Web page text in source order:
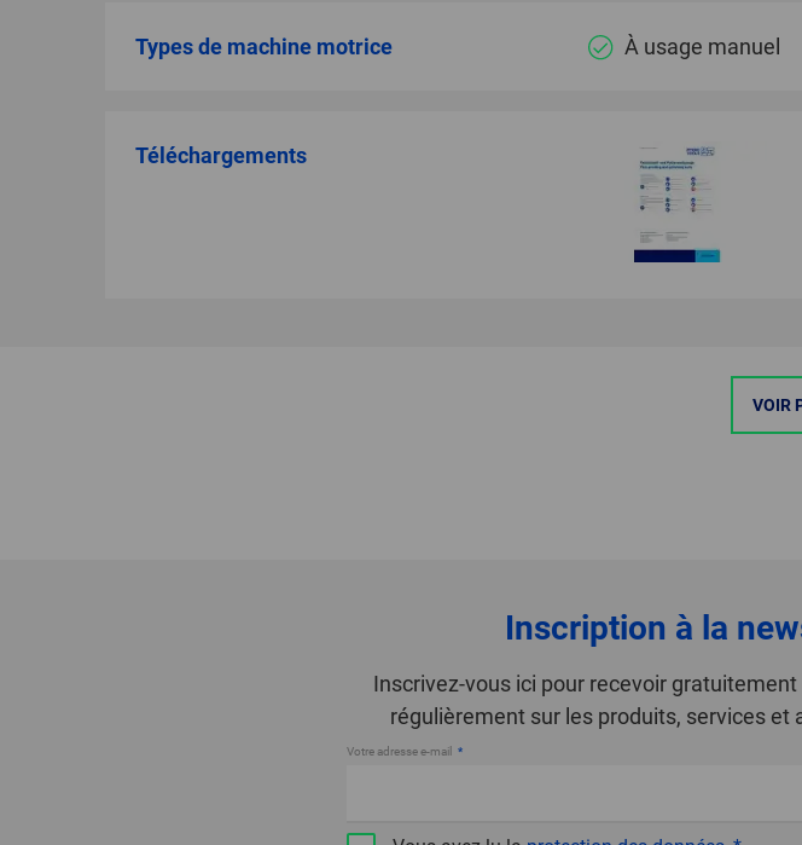
Types de machine motrice À usage manuel
Téléchargements
VOIR
Inscription à la
Inscrivez-vous ici pour recevoir
régulièrement sur les produits, services et
Votre adresse e-mail